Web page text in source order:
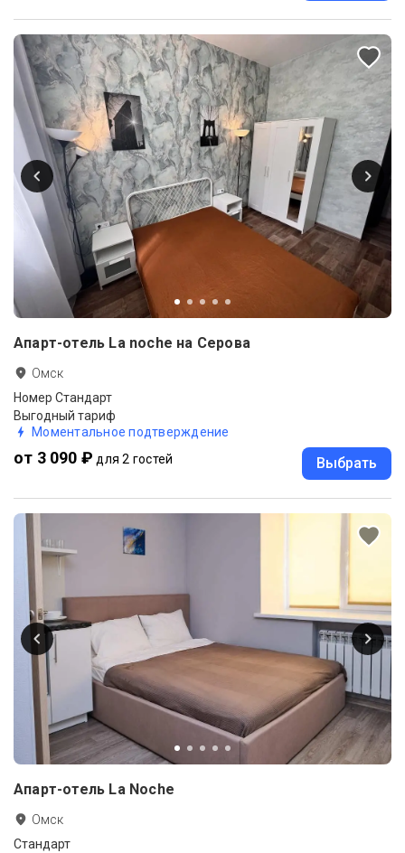
Апарт-отель La noche на Серова
Омск
Номер Стандарт
Выгодный тариф
Моментальное подтверждение
от 3 090 ₽ для 2 гостей Выбрать
Апарт-отель La Noche
Омск
Стандарт